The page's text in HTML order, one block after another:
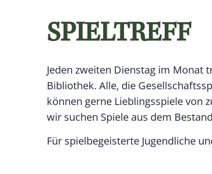
SPIELTREFF
Jeden zweiten Dienstag im Monat
Bibliothek. Alle, die
können gerne Lieblingsspiele von
wir suchen Spiele aus dem
Für spielbegeisterte Jugendliche